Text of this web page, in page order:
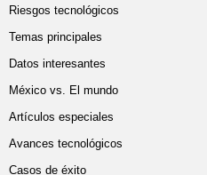
Riesgos tecnológicos
Temas principales
Datos interesantes
México vs. El mundo
Artículos especiales
Avances tecnológicos
Casos de éxito